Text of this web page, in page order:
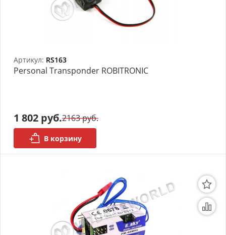
Артикул: RS163
Personal Transponder ROBITRONIC
1 802 руб.2163 руб.
В корзину